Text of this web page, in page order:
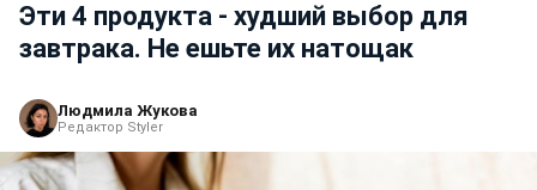
Эти 4 продукта - худший выбор для
завтрака. Не ешьте их натощак
Людмила Жукова
Редактор Styler